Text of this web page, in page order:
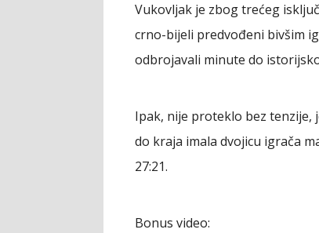
Vukovljak je zbog trećeg
crno-bijeli predvođeni bivšim
odbrojavali minute do
Ipak, nije proteklo bez tenzije,
do kraja imala dvojicu igrača
27:21.
Bonus video: